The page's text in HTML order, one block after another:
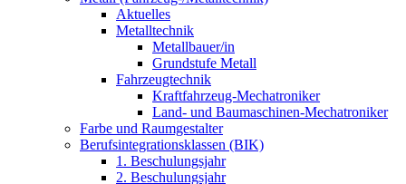
Aktuelles
Metalltechnik
Metallbauer/in
Grundstufe Metall
Fahrzeugtechnik
Kraftfahrzeug-Mechatroniker
Land- und Baumaschinen-Mechatroniker
Farbe und Raumgestalter
Berufsintegrationsklassen (BIK)
1. Beschulungsjahr
2. Beschulungsjahr